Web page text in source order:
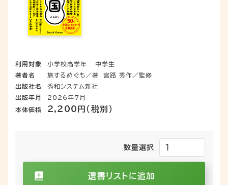
利用対象 小学校高学年
中学生
著者名
旅するめぐも／著
宮路 秀作／監修
出版社名
秀和システム新社
出版年月
2026年7月
本体価格
2,200円（税別）
数量選択
選書リストに追加